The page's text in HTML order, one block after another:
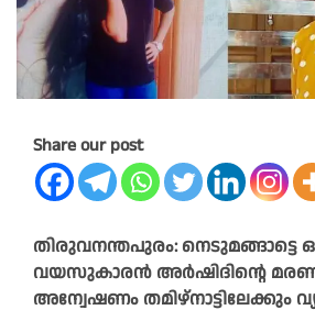
Share our post
തിരുവനന്തപുരം: നെടുമങ്ങാട്ടെ
വയസുകാരന്‍ അര്‍ഷിദിന്റെ
അന്വേഷണം തമിഴ്‌നാട്ടിലേക്കും